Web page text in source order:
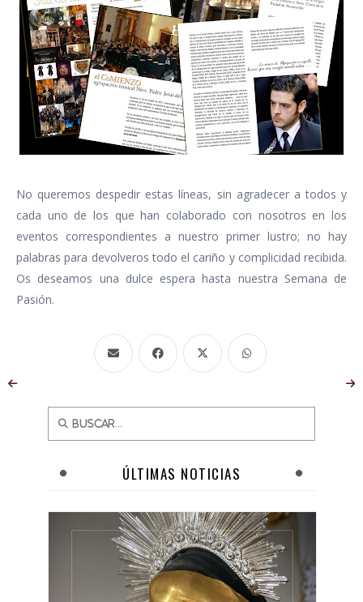
No queremos despedir estas líneas, sin agradecer a todos y
cada uno de los que han colaborado con nosotros en los
eventos correspondientes a nuestro primer lustro; no hay
palabras para devolveros todo el cariño y complicidad recibida.
Os deseamos una dulce espera hasta nuestra Semana de
Pasión.
ÚLTIMAS NOTICIAS